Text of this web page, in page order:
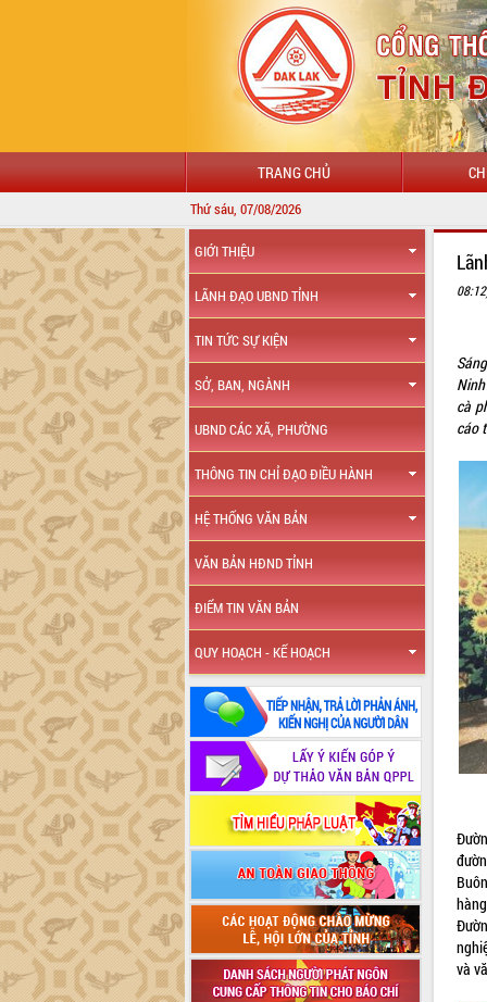
TRANG CHỦ
Thứ sáu, 07/08/2026
GIỚI THIỆU
LÃNH ĐẠO UBND TỈNH
TIN TỨC SỰ KIỆN
SỞ, BAN, NGÀNH
UBND CÁC XÃ, PHƯỜNG
THÔNG TIN CHỈ ĐẠO ĐIỀU HÀNH
HỆ THỐNG VĂN BẢN
VĂN BẢN HĐND TỈNH
ĐIỂM TIN VĂN BẢN
QUY HOẠCH - KẾ HOẠCH
cà
cáo
và